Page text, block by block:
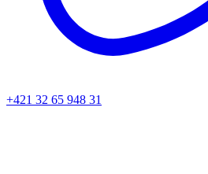
+421 32 65 948 31